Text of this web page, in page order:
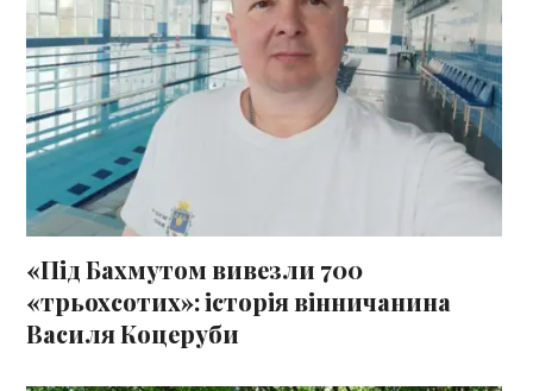
«Під Бахмутом вивезли 700
«трьохсотих»: історія вінничанина
Василя Коцеруби